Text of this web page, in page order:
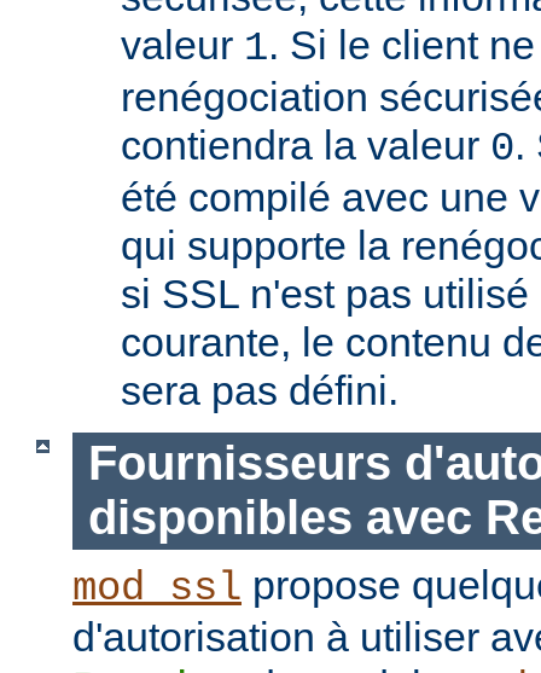
valeur 1. Si le client
renégociation
contiendra la valeur 0.
été compilé avec une
qui supporte la
si SSL n'est pas
courante, le contenu
sera pas défini.
Fournisseurs
disponibles avec
mod_ssl propose
d'autorisation à utiliser